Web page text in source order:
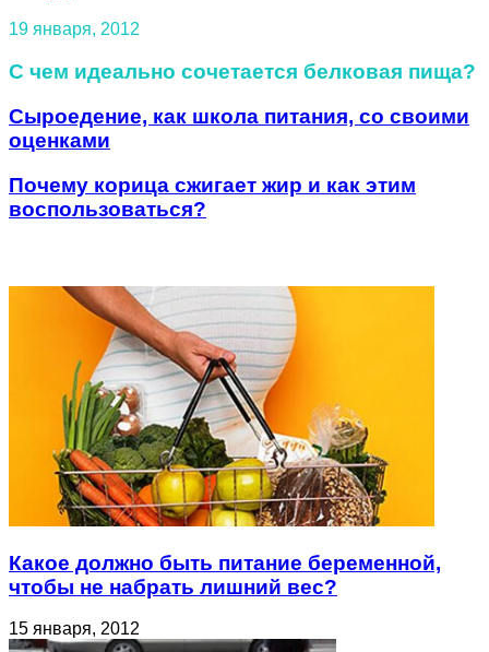
19 января, 2012
С чем идеально сочетается белковая пища?
Сыроедение, как школа питания, со своими
оценками
Почему корица сжигает жир и как этим
воспользоваться?
Какое должно быть питание беременной,
чтобы не набрать лишний вес?
15 января, 2012